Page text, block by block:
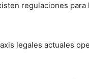
regulaciones para
legales actuales